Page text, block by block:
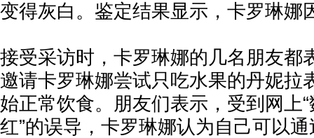
变得灰白。鉴定结果显示，卡罗琳娜
接受采访时，卡罗琳娜的几名朋友都
邀请卡罗琳娜尝试只吃水果的丹妮拉
始正常饮食。朋友们表示，受到网上
红”的误导，卡罗琳娜认为自己可以